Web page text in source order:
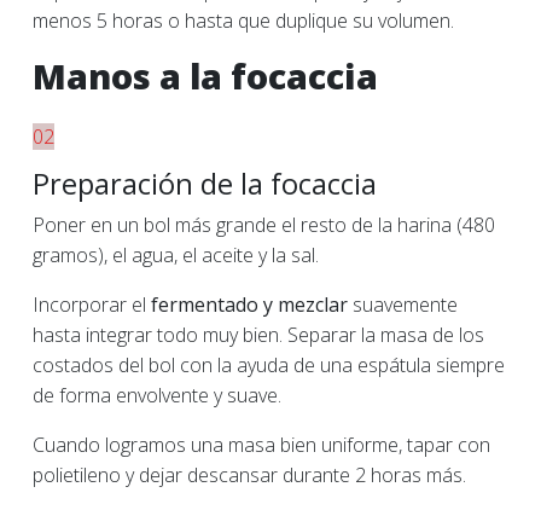
menos 5 horas o hasta que duplique su volumen.
Manos a la focaccia
02
Preparación de la focaccia
Poner en un bol más grande el resto de la harina (480
gramos), el agua, el aceite y la sal.
Incorporar el fermentado y mezclar suavemente
hasta integrar todo muy bien. Separar la masa de los
costados del bol con la ayuda de una espátula siempre
de forma envolvente y suave.
Cuando logramos una masa bien uniforme, tapar con
polietileno y dejar descansar durante 2 horas más.